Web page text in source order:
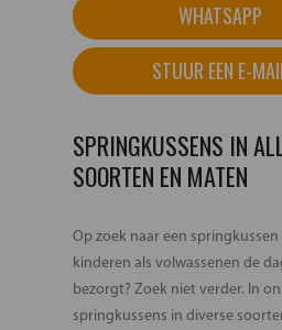
WHATSAPP
STUUR EEN E-
SPRINGKUSSENS IN
SOORTEN EN MATEN
Op zoek naar een
kinderen als volwassenen de
bezorgt? Zoek niet verder. In
springkussens in diverse